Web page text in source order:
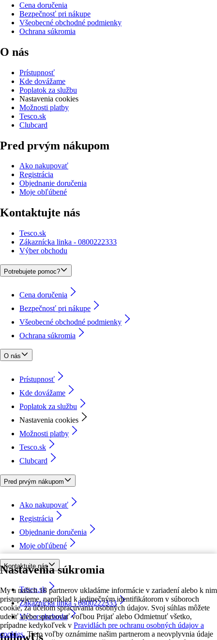
Nastavenia súkromia
My a našich 18 partnerov ukladáme informácie v zariadení alebo k nim
pristupujeme, napríklad k jedinečným identifikátorom v súboroch
cookie, za účelom spracúvania osobných údajov. Svoj súhlas môžete
udeliť alebo spravovať voľbou Prijať alebo Odmietnuť všetko,
prípadne kedykoľvek v Pravidlách pre ochranu osobných údajov a
cookies. Tieto voľby oznámime našim partnerom a neovplyvnia údaje
Cena doručenia
Bezpečnosť pri nákupe
Všeobecné obchodné podmienky
Ochrana súkromia
O nás
Prístupnosť
Kde dovážame
Poplatok za službu
Nastavenia cookies
Možnosti platby
Tesco.sk
Clubcard
Pred prvým nákupom
Ako nakupovať
Registrácia
Objednanie doručenia
Moje obľúbené
Kontaktujte nás
Tesco.sk
Zákaznícka linka - 0800222333
Výber obchodu
Potrebujete pomoc?
Cena doručenia
Bezpečnosť pri nákupe
Všeobecné obchodné podmienky
Ochrana súkromia
O nás
Prístupnosť
Kde dovážame
Poplatok za službu
Nastavenia cookies
Možnosti platby
Tesco.sk
Clubcard
Pred prvým nákupom
Ako nakupovať
Registrácia
Objednanie doručenia
Moje obľúbené
Kontaktujte nás
Tesco.sk
Zákaznícka linka - 0800222333
Výber obchodu
followUs